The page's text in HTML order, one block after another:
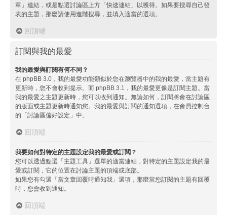
章」連結，或是點選討論區上方「快速連結」以獲得。如果要搜尋自己發
表的主題，那麼請使用進階搜尋，並填入適當的選項。
回頂端
訂閱與我的最愛
我的最愛與訂閱有何不同？
在 phpBB 3.0，我的最愛功能類似於您在瀏覽器中的我的最愛，當主題有
更新時，您不會收到提示。而 phpBB 3.1，我的最愛更像是訂閱主題。當
我的最愛之主題更新時，您可以收到通知。無論如何，訂閱將會在討論區
的版面或主題更新時通知您。我的最愛與訂閱的通知選項，在會員控制台
的「討論區偏好設定」中。
回頂端
我要如何對特定的主題設定我的最愛或訂閱？
您可以透過點選「主題工具」選單的適當連結，對特定的主題設定我的最
愛或訂閱，它的位置在討論主題的頂端或底部。
如果您有勾選「當文章回覆時通知我」選項，那麼當您訂閱的主題有回覆
時，您會收到通知。
回頂端